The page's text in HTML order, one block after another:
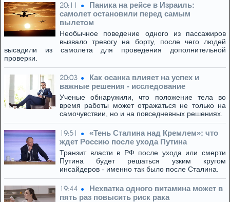
20:11
Паника на рейсе в Израиль:
самолет остановили перед самым
вылетом
Необычное поведение одного из пассажиров
вызвало тревогу на борту, после чего людей
высадили из самолета для проведения дополнительной
проверки.
20:03
Как осанка влияет на успех и
важные решения - исследование
Ученые обнаружили, что положение тела во
время работы может отражаться не только на
самочувствии, но и на повседневных решениях.
19:51
«Тень Сталина над Кремлем»: что
ждет Россию после ухода Путина
Транзит власти в РФ после ухода или смерти
Путина будет решаться узким кругом
инсайдеров - именно так было после Сталина.
19:44
Нехватка одного витамина может в
пять раз повысить риск рака